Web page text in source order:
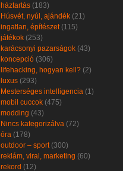
háztartás (183)
Húsvét, nyúl, ajándék (21)
ingatlan, építészet(115)
játékok (253)
karácsonyi pazarságok (43)
koncepció (306)
lifehacking, hogyan kell? (2)
luxus (293)
Mesterséges intelligencia (1)
mobil cuccok (475)
modding (43)
Nincs kategorizálva (72)
óra (178)
outdoor – sport(300)
reklám, viral, marketing (60)
rekord (12)